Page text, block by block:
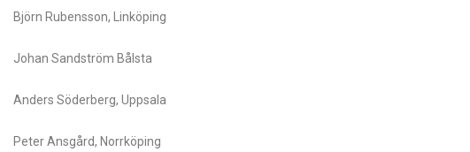
Björn Rubensson, Linköping
Johan Sandström Bålsta
Anders Söderberg, Uppsala
Peter Ansgård, Norrköping